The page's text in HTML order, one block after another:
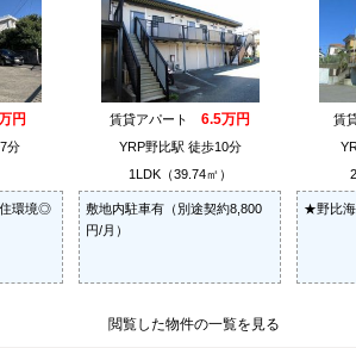
円
分
住環境◎
賃貸アパート 6.5万円
YRP野比駅 徒歩10分
1LDK（39.74㎡）
敷地内駐車有（別途契約8,800
円/月）
賃
★野比
閲覧した物件の一覧を見る